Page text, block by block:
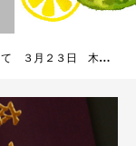
３月２３日 木曜日